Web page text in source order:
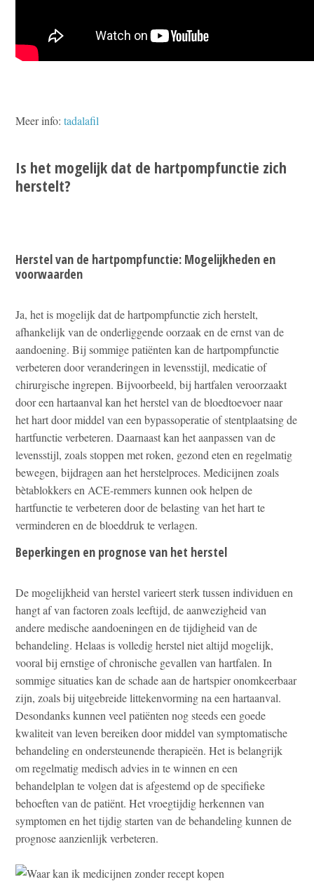
Meer info:tadalafil
Is het mogelijk dat de hartpompfunctie zich
herstelt?
Herstel van de hartpompfunctie: Mogelijkheden en
voorwaarden
Ja, het is mogelijk dat de hartpompfunctie zich herstelt,
afhankelijk van de onderliggende oorzaak en de ernst van de
aandoening. Bij sommige patiënten kan de hartpompfunctie
verbeteren door veranderingen in levensstijl, medicatie of
chirurgische ingrepen. Bijvoorbeeld, bij hartfalen veroorzaakt
door een hartaanval kan het herstel van de bloedtoevoer naar
het hart door middel van een bypassoperatie of stentplaatsing de
hartfunctie verbeteren. Daarnaast kan het aanpassen van de
levensstijl, zoals stoppen met roken, gezond eten en regelmatig
bewegen, bijdragen aan het herstelproces. Medicijnen zoals
bètablokkers en ACE-remmers kunnen ook helpen de
hartfunctie te verbeteren door de belasting van het hart te
verminderen en de bloeddruk te verlagen.
Beperkingen en prognose van het herstel
De mogelijkheid van herstel varieert sterk tussen individuen en
hangt af van factoren zoals leeftijd, de aanwezigheid van
andere medische aandoeningen en de tijdigheid van de
behandeling. Helaas is volledig herstel niet altijd mogelijk,
vooral bij ernstige of chronische gevallen van hartfalen. In
sommige situaties kan de schade aan de hartspier onomkeerbaar
zijn, zoals bij uitgebreide littekenvorming na een hartaanval.
Desondanks kunnen veel patiënten nog steeds een goede
kwaliteit van leven bereiken door middel van symptomatische
behandeling en ondersteunende therapieën. Het is belangrijk
om regelmatig medisch advies in te winnen en een
behandelplan te volgen dat is afgestemd op de specifieke
behoeften van de patiënt. Het vroegtijdig herkennen van
symptomen en het tijdig starten van de behandeling kunnen de
prognose aanzienlijk verbeteren.